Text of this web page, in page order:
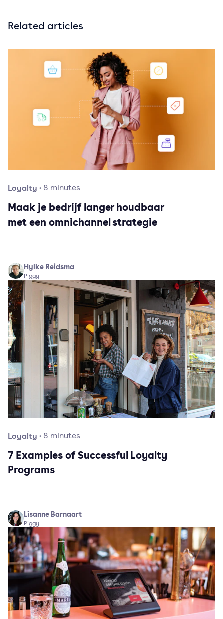
Related articles
Loyalty · 8 minutes
Maak je bedrijf langer houdbaar
met een omnichannel strategie
Hylke Reidsma
Piggy
Loyalty · 8 minutes
7 Examples of Successful Loyalty
Programs
Lisanne Barnaart
Piggy